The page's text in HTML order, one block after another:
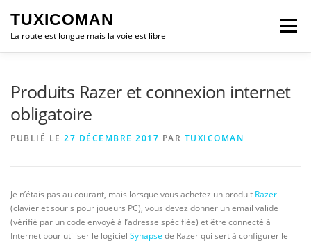
contenu
TUXICOMAN
La route est longue mais la voie est libre
Menu
Produits Razer et connexion internet
obligatoire
PUBLIÉ LE 27 DÉCEMBRE 2017 PAR TUXICOMAN
Je n’étais pas au courant, mais lorsque vous achetez un produit Razer
(clavier et souris pour joueurs PC), vous devez donner un email valide
(vérifié par un code envoyé à l’adresse spécifiée) et être connecté à
Internet pour utiliser le logiciel Synapse de Razer qui sert à configurer le